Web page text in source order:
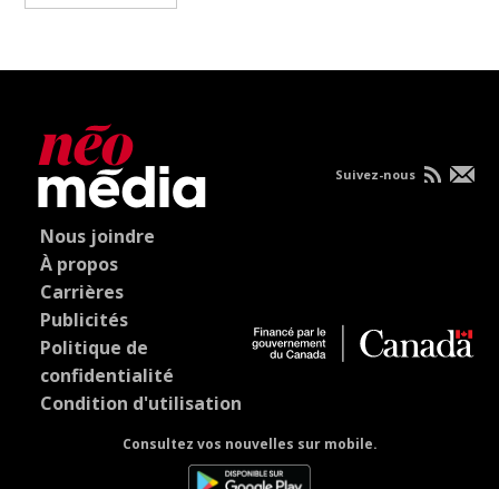
Nous joindre
À propos
Carrières
Publicités
Politique de
confidentialité
Condition d'utilisation
Consultez vos nouvelles sur mobile.
Suivez-nous